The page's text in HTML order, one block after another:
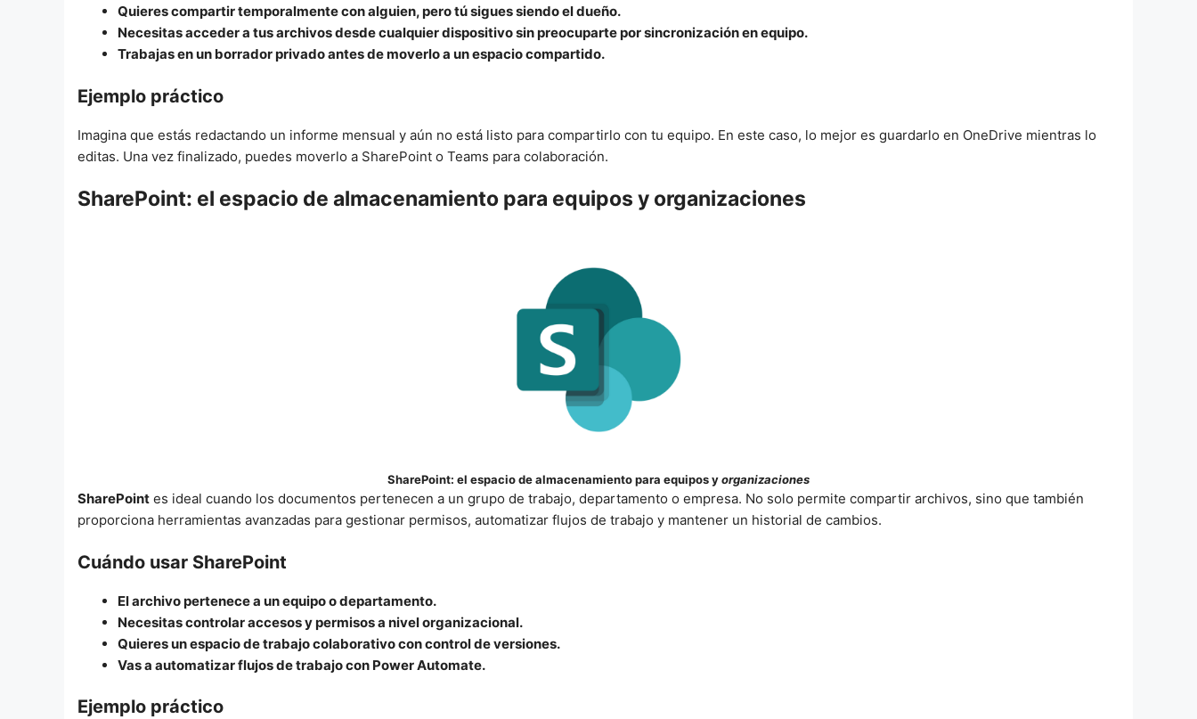
Quieres compartir temporalmente con alguien, pero tú sigues siendo el dueño.
Necesitas acceder a tus archivos desde cualquier dispositivo sin preocuparte por sincronización en equipo.
Trabajas en un borrador privado antes de moverlo a un espacio compartido.
Ejemplo práctico
Imagina que estás redactando un informe mensual y aún no está listo para compartirlo con tu equipo. En este caso, lo mejor es guardarlo en OneDrive mientras lo
editas. Una vez finalizado, puedes moverlo a SharePoint o Teams para colaboración.
SharePoint: el espacio de almacenamiento para equipos y organizaciones
SharePoint: el espacio de almacenamiento para equipos yorganizaciones
SharePoint es ideal cuando los documentos pertenecen a un grupo de trabajo, departamento o empresa. No solo permite compartir archivos, sino que también
proporciona herramientas avanzadas para gestionar permisos, automatizar flujos de trabajo y mantener un historial de cambios.
Cuándo usar SharePoint
El archivo pertenece a un equipo o departamento.
Necesitas controlar accesos y permisos a nivel organizacional.
Quieres un espacio de trabajo colaborativo con control de versiones.
Vas a automatizar flujos de trabajo con Power Automate.
Ejemplo práctico